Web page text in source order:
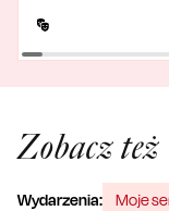
Zobacz też
Wydarzenia:
Moje